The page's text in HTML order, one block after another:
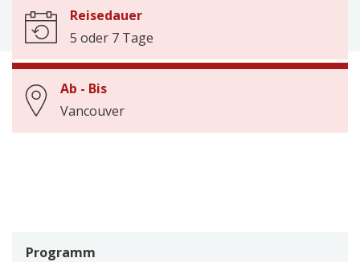
Reisedauer
5 oder 7 Tage
Ab - Bis
Vancouver
Programm